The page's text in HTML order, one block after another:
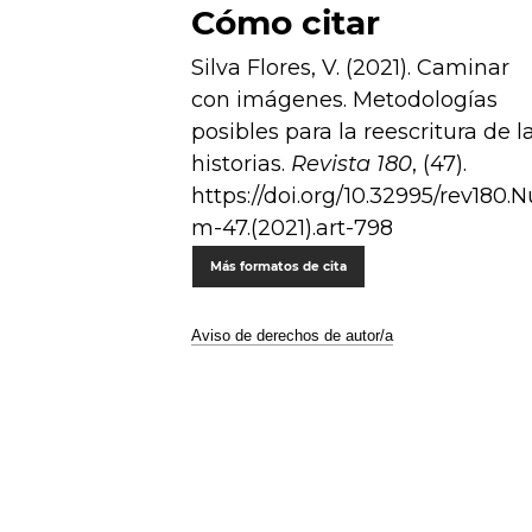
Cómo citar
Silva Flores, V. (2021). Caminar
con imágenes. Metodologías
posibles para la reescritura de
historias. Revista 180, (47).
https://doi.org/10.32995/
m-47.(2021).art-798
Más formatos de cita
Aviso de derechos de autor/a